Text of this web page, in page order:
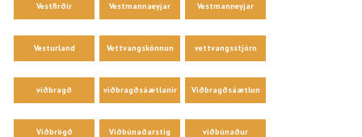
Vestfirðir Vestmannaeyjar Vestmanneyjar
Vesturland Vettvangskönnun vettvangsstjórn
viðbragð viðbragðsáætlanir Viðbragðsáætlun
Viðbrögð Viðbúnaðarstig viðbúnaður